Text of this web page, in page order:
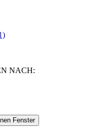
NACH: